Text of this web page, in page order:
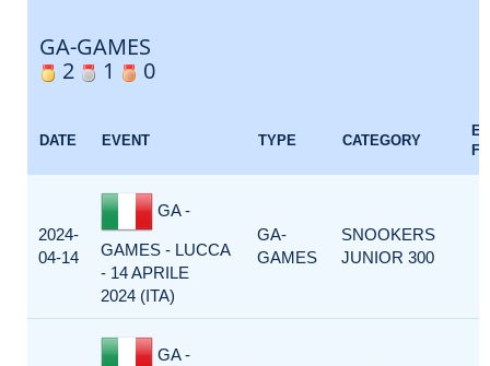
GA-GAMES
2
1 0
DATE EVENT TYPE CATEGORY
2024-
04-14
GA -
GAMES - LUCCA
- 14 APRILE
2024 (ITA)
GA-
GAMES
SNOOKERS
JUNIOR 300
GA -